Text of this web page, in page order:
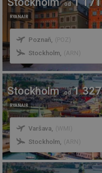
od
RYANAIR
Poznaň, ( POZ )
Stockholm, ( ARN )
Stockholm od 1 327
RYANAIR
Varšava, ( WMI )
Stockholm, ( ARN )